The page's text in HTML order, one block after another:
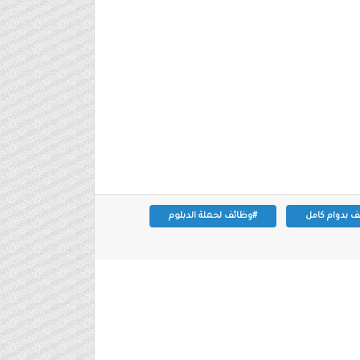
بدوام كامل #وظائف لحملة الدبلوم